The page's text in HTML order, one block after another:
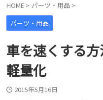
HOME > パーツ・用品 >
パーツ・用品
車を速くする
軽量化
2015年5月16日